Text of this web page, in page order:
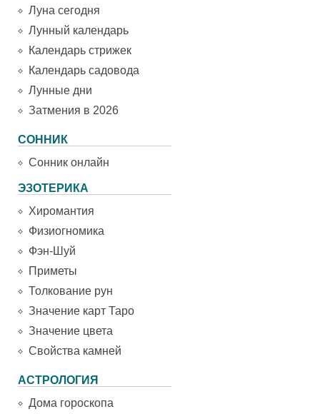
Луна сегодня
Лунный календарь
Календарь стрижек
Календарь садовода
Лунные дни
Затмения в 2026
СОННИК
Сонник онлайн
ЭЗОТЕРИКА
Хиромантия
Физиогномика
Фэн-Шуй
Приметы
Толкование рун
Значение карт Таро
Значение цвета
Свойства камней
АСТРОЛОГИЯ
Дома гороскопа